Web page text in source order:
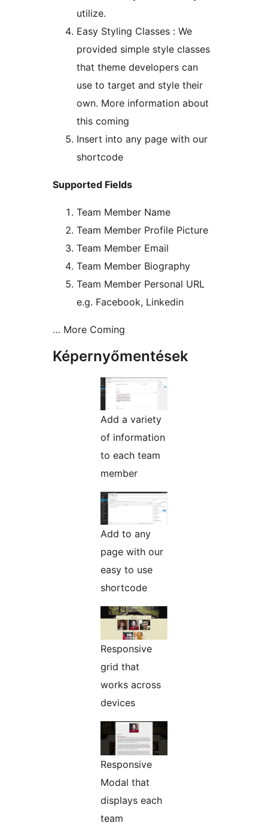
utilize.
Easy Styling Classes : We
provided simple style classes
that theme developers can
use to target and style their
own. More information about
this coming
Insert into any page with our
shortcode
Supported Fields
Team Member Name
Team Member Profile Picture
Team Member Email
Team Member Biography
Team Member Personal URL
e.g. Facebook, Linkedin
… More Coming
Képernyőmentések
Add a variety
of information
to each team
member
Add to any
page with our
easy to use
shortcode
Responsive
grid that
works across
devices
Responsive
Modal that
displays each
team